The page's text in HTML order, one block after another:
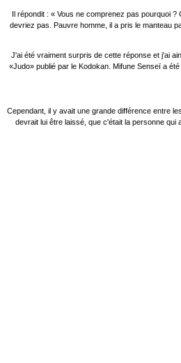
Il répondit : « Vous ne comprenez pas pourquoi
devriez pas. Pauvre homme, il a pris le manteau
J'ai été vraiment surpris de cette réponse et j'ai
«Judo» publié par le Kodokan. Mifune Senseï a
Cependant, il y avait une grande différence entre
devrait lui être laissé, que c'était la personne